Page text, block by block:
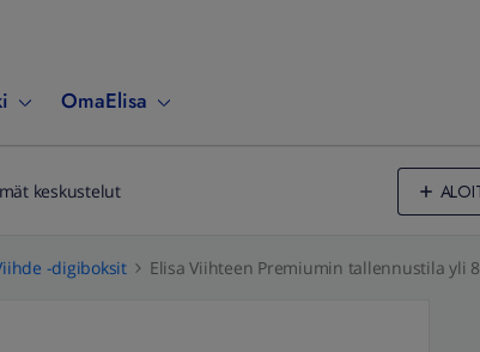
OmaElisa
keskustelut
-digiboksit Elisa Viihteen Premiumin tallennustila yli